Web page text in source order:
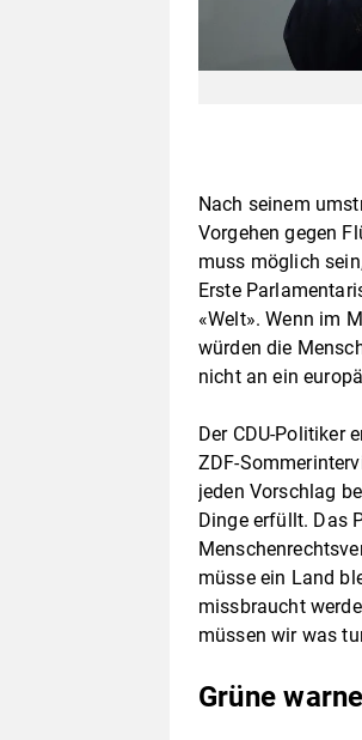
Nach seinem
Vorgehen gegen
muss möglich
Erste
«Welt». Wenn im
würden die
nicht an ein
Der CDU-Politiker
ZDF-
jeden Vorschlag
Dinge erfüllt. Das
müsse ein Land
missbraucht
müssen wir was
Grüne